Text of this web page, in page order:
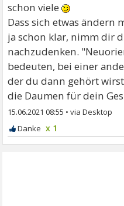
schon viele
Dass sich etwas ändern
ja schon klar, nimm dir
nachzudenken.
bedeuten, bei einer
der du dann gehört
die Daumen für dein
15.06.2021 08:55 •
x 1